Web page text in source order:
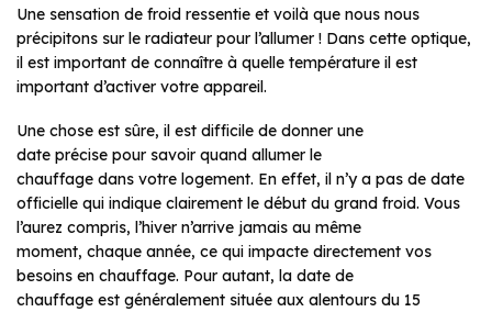
Une sensation de froid ressentie et voilà que nous nous
précipitons sur le radiateur pour l’allumer ! Dans cette optique,
il est important de connaître à quelle température il est
important d’activer votre appareil.
Une chose est sûre, il est difficile de donner une
date précise pour savoir quand allumer le
chauffage dans votre logement. En effet, il n’y a pas de date
officielle qui indique clairement le début du grand froid. Vous
l’aurez compris, l’hiver n’arrive jamais au même
moment, chaque année, ce qui impacte directement vos
besoins en chauffage. Pour autant, la date de
chauffage est généralement située aux alentours du 15